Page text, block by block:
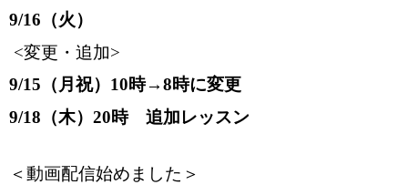
9/16（火）
<変更・追加>
9/15（月祝）10時→8時に変更
9/18（木）20時 追加レッスン
＜動画配信始めました＞